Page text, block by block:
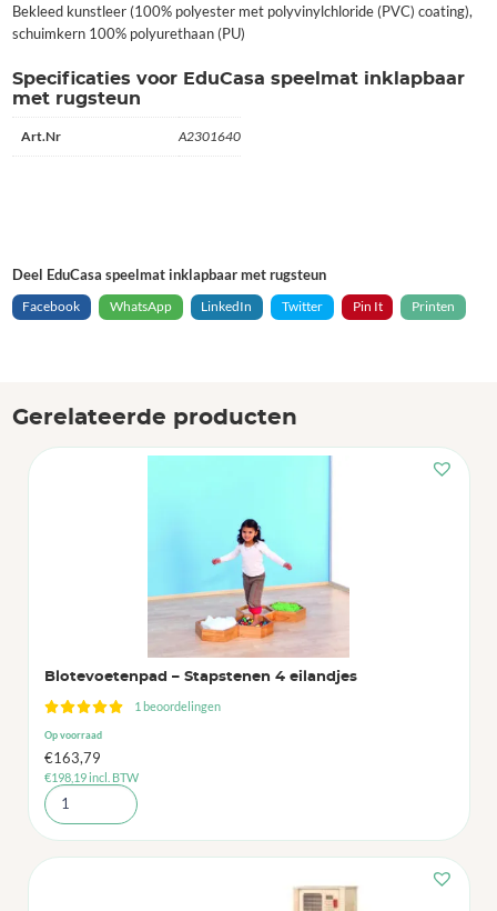
Bekleed kunstleer (100% polyester met polyvinylchloride (PVC) coating),
schuimkern 100% polyurethaan (PU)
Specificaties voor EduCasa speelmat inklapbaar
met rugsteun
Art.Nr A2301640
Deel EduCasa speelmat inklapbaar met rugsteun
Facebook
WhatsApp LinkedIn Twitter Pin It Printen
Gerelateerde producten
Blotevoetenpad – Stapstenen 4 eilandjes
1 beoordelingen
Op voorraad
€163,79
€198,19incl. BTW